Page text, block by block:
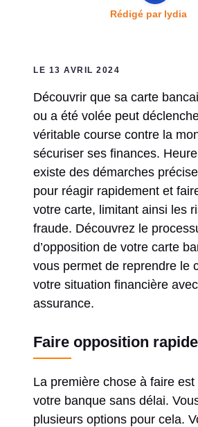
Rédigé par lydia
LE 13 AVRIL 2024
Découvrir que sa carte
ou a été volée peut
véritable course contre la
sécuriser ses finances.
existe des démarches
pour réagir rapidement et
votre carte, limitant ainsi les
fraude. Découvrez le
d’opposition de votre carte
vous permet de reprendre le
votre situation financière
assurance.
Faire opposition
La première chose à faire
votre banque sans délai.
plusieurs options pour cela.